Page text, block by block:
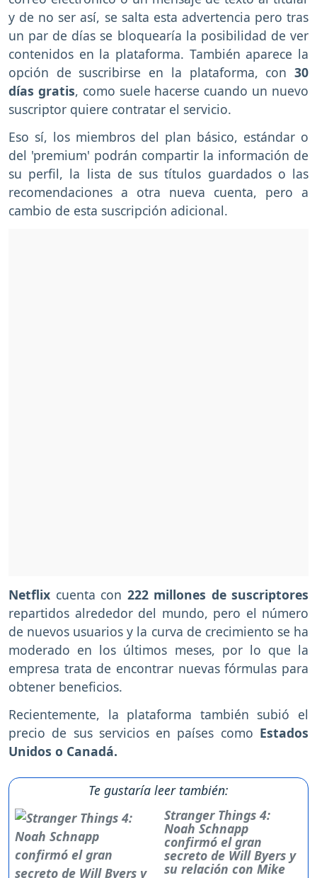
y de no ser así, se salta esta advertencia pero tras
un par de días se bloquearía la posibilidad de ver
contenidos en la plataforma. También aparece la
opción de suscribirse en la plataforma, con 30
días gratis, como suele hacerse cuando un nuevo
suscriptor quiere contratar el servicio.
Eso sí, los miembros del plan básico, estándar o
del 'premium' podrán compartir la información de
su perfil, la lista de sus títulos guardados o las
recomendaciones a otra nueva cuenta, pero a
cambio de esta suscripción adicional.
Netflix cuenta con 222 millones de suscriptores
repartidos alrededor del mundo, pero el número
de nuevos usuarios y la curva de crecimiento se ha
moderado en los últimos meses, por lo que la
empresa trata de encontrar nuevas fórmulas para
obtener beneficios.
Recientemente, la plataforma también subió el
precio de sus servicios en países como Estados
Unidos o Canadá.
Te gustaría leer también:
Stranger Things 4:
Noah Schnapp
confirmó el gran
secreto de Will Byers y
su relación con Mike